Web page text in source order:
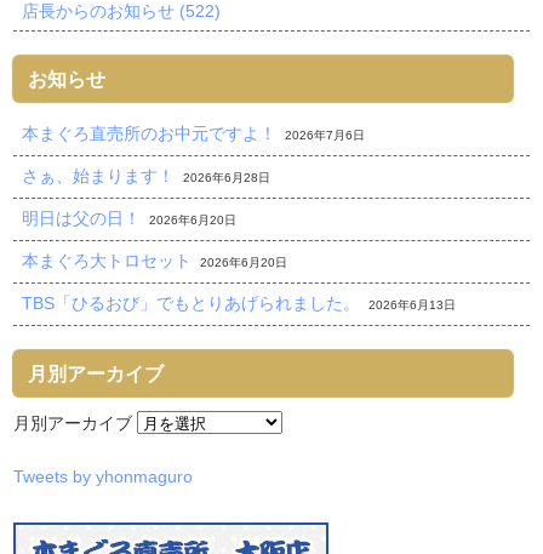
店長からのお知らせ (522)
お知らせ
本まぐろ直売所のお中元ですよ！ 2026年7月6日
さぁ、始まります！ 2026年6月28日
明日は父の日！ 2026年6月20日
本まぐろ大トロセット 2026年6月20日
TBS「ひるおび」でもとりあげられました。 2026年6月13日
月別アーカイブ
月別アーカイブ
Tweets by yhonmaguro